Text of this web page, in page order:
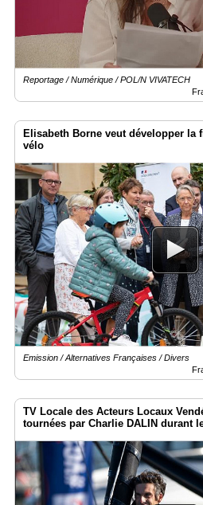
Reportage / Numérique / POL/N VIVATECH
Elisabeth Borne veut développer la
vélo
Emission / Alternatives Françaises / Divers
TV Locale des Acteurs Locaux
tournées par Charlie DALIN durant